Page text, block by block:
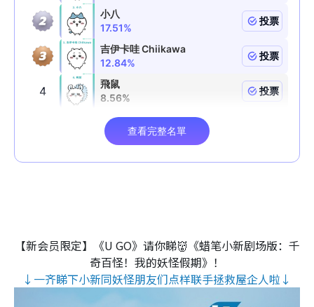
【新会员限定】《U GO》请你睇👹《蜡笔小新剧场版：千
奇百怪！我的妖怪假期》！
↓一齐睇下小新同妖怪朋友们点样联手拯救屋企人啦↓